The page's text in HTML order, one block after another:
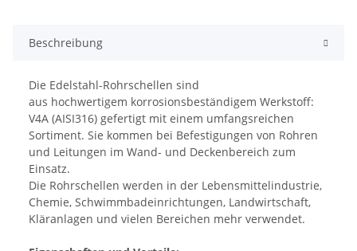
Beschreibung
Die Edelstahl-Rohrschellen sind
aus hochwertigem korrosionsbeständigem Werkstoff:
V4A (AISI316) gefertigt mit einem umfangsreichen
Sortiment. Sie kommen bei Befestigungen von Rohren
und Leitungen im Wand- und Deckenbereich zum
Einsatz.
Die Rohrschellen werden in der Lebensmittelindustrie,
Chemie, Schwimmbadeinrichtungen, Landwirtschaft,
Kläranlagen und vielen Bereichen mehr verwendet.